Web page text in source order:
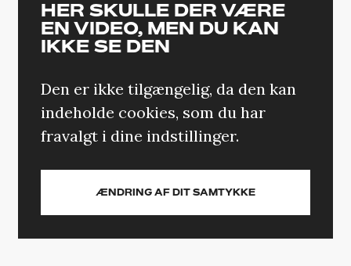
HER SKULLE DER VÆRE
EN VIDEO, MEN DU KAN
IKKE SE DEN
Den er ikke tilgængelig, da den kan
indeholde cookies, som du har
fravalgt i dine indstillinger.
ÆNDRING AF DIT SAMTYKKE